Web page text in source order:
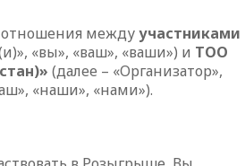
отношения междуучастниками
«вы», «ваш», «ваши») и ТОО
(далее – «Организатор»,
«наши», «нами»).